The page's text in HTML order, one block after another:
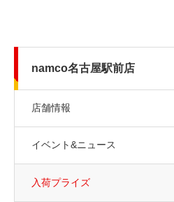
namco名古屋駅前店
店舗情報
イベント&ニュース
入荷プライズ